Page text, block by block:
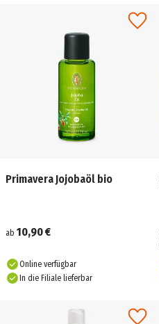
Primavera Jojobaöl bio
ab 10,90 €
Online verfügbar
In die Filiale lieferbar